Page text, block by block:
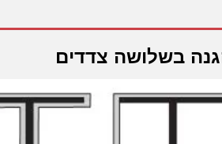
בשלושה צדדים